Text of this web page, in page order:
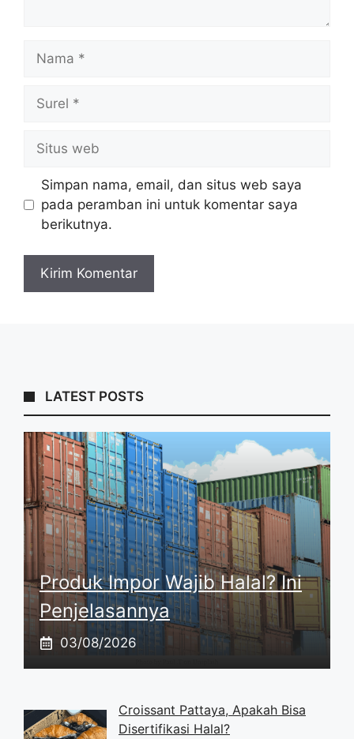
Nama
Surel
Situs
web
Simpan nama, email, dan situs web saya
pada peramban ini untuk komentar saya
berikutnya.
LATEST POSTS
Produk Impor Wajib Halal? Ini
Penjelasannya
03/08/2026
Croissant Pattaya, Apakah Bisa
Disertifikasi Halal?